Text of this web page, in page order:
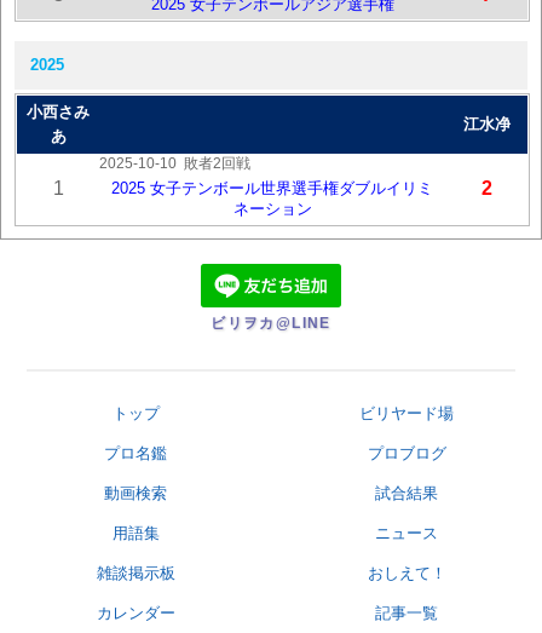
2025 女子テンボールアジア選手権
2025
小西さみ
あ
江水净
1
2025-10-10 敗者2回戦
2025 女子テンボール世界選手権ダブルイリミ
ネーション
2
ビリヲカ@LINE
トップ ビリヤード場
プロ名鑑 プロブログ
動画検索 試合結果
用語集 ニュース
雑談掲示板 おしえて！
カレンダー 記事一覧